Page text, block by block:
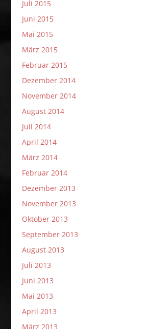
Juli 2015
Juni 2015
Mai 2015
März 2015
Februar 2015
Dezember 2014
November 2014
August 2014
Juli 2014
April 2014
März 2014
Februar 2014
Dezember 2013
November 2013
Oktober 2013
September 2013
August 2013
Juli 2013
Juni 2013
Mai 2013
April 2013
März 2013